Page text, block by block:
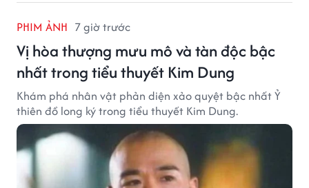
PHIM ẢNH 7 giờ trước
Vị hòa thượng mưu mô và tàn độc bậc
nhất trong tiểu thuyết Kim Dung
Khám phá nhân vật phản diện xảo quyệt bậc nhất Ỷ
thiên đồ long ký trong tiểu thuyết Kim Dung.